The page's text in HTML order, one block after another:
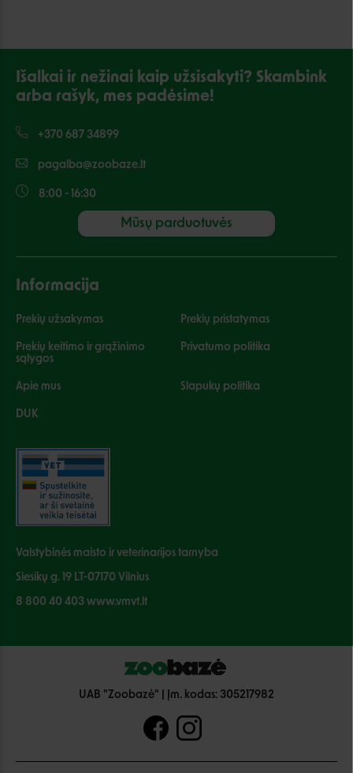
Išalkai ir nežinai kaip užsisakyti? Skambink
arba rašyk, mes padėsime!
+370 687 34899
pagalba@zoobaze.lt
8:00 - 16:30
Mūsų parduotuvės
Informacija
Prekių užsakymas Prekių pristatymas
Prekių keitimo ir grąžinimo
sąlygos
Privatumo politika
Apie mus Slapukų politika
DUK
Valstybinės maisto ir veterinarijos tarnyba
Siesikų g. 19 LT-07170 Vilnius
8 800 40 403 www.vmvt.lt
UAB "Zoobazė" | Įm. kodas: 305217982